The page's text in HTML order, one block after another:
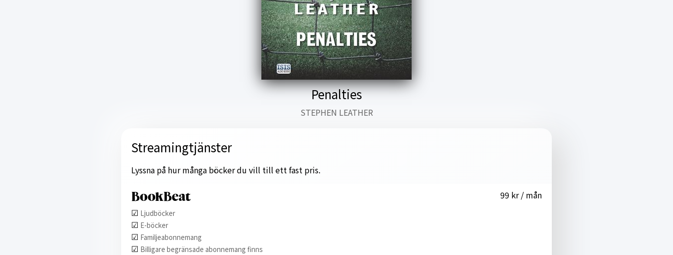
Penalties
STEPHEN LEATHER
Streamingtjänster
Lyssna på hur många böcker du vill till ett fast pris.
99 kr / mån
☑︎ Ljudböcker
☑︎ E-böcker
☑︎ Familjeabonnemang
☑︎ Billigare begränsade abonnemang finns